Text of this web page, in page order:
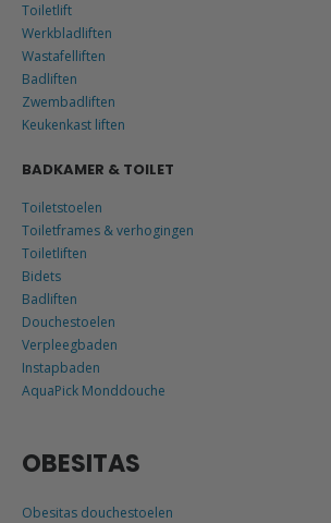
Toiletlift
Werkbladliften
Wastafelliften
Badliften
Zwembadliften
Keukenkast liften
BADKAMER & TOILET
Toiletstoelen
Toiletframes & verhogingen
Toiletliften
Bidets
Badliften
Douchestoelen
Verpleegbaden
Instapbaden
AquaPick Monddouche
OBESITAS
Obesitas douchestoelen